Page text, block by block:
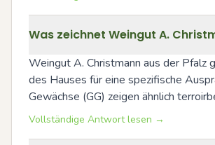
Was zeichnet Weingut A.
Weingut A. Christmann aus der Pfalz
des Hauses für eine spezifische
Gewächse (GG) zeigen ähnlich
Vollständige Antwort lesen →